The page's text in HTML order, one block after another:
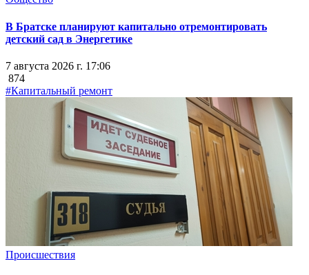
В Братске планируют капитально отремонтировать
детский сад в Энергетике
7 августа 2026 г. 17:06
874
#Капитальный ремонт
Происшествия